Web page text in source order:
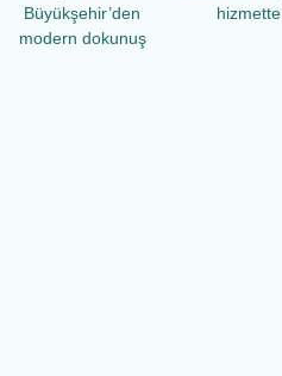
Büyükşehir’den
modern dokunuş
hizmette